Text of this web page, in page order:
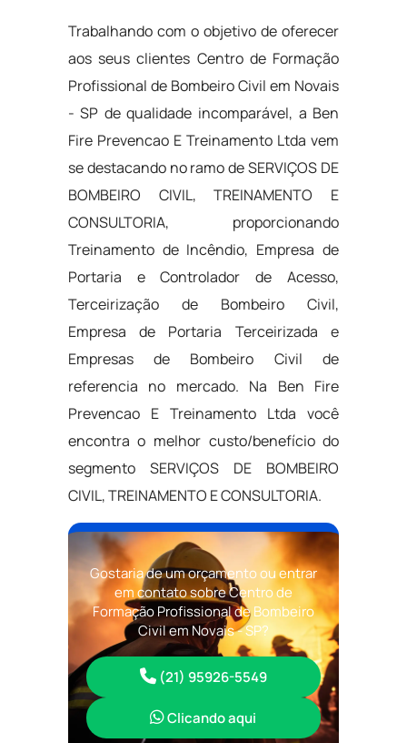
Trabalhando com o objetivo de oferecer
aos seus clientes Centro de Formação
Profissional de Bombeiro Civil em Novais
- SP de qualidade incomparável, a Ben
Fire Prevencao E Treinamento Ltda vem
se destacando no ramo de SERVIÇOS DE
BOMBEIRO CIVIL, TREINAMENTO E
CONSULTORIA, proporcionando
Treinamento de Incêndio, Empresa de
Portaria e Controlador de Acesso,
Terceirização de Bombeiro Civil,
Empresa de Portaria Terceirizada e
Empresas de Bombeiro Civil de
referencia no mercado. Na Ben Fire
Prevencao E Treinamento Ltda você
encontra o melhor custo/benefício do
segmento SERVIÇOS DE BOMBEIRO
CIVIL, TREINAMENTO E CONSULTORIA.
Gostaria de um orçamento ou entrar
em contato sobre Centro de
Formação Profissional de Bombeiro
Civil em Novais - SP?
(21) 95926-5549
Clicando aqui